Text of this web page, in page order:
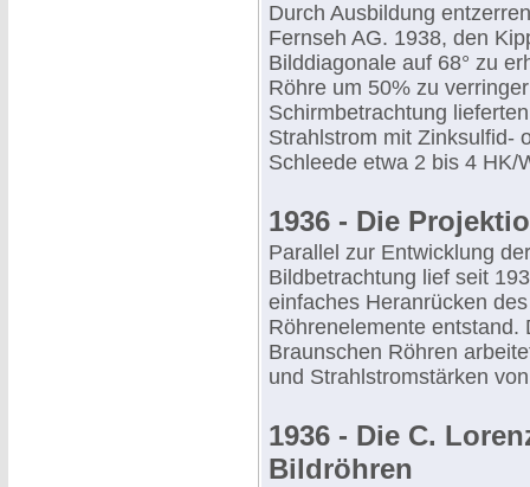
Durch Ausbildung
Fernseh AG. 1938, den
Bilddiagonale auf 68° zu
Röhre um 50% zu
Schirmbetrachtung
Strahlstrom mit Zinksulfid-
Schleede etwa 2 bis 4 HK/
1936 - Die
Parallel zur Entwicklung
Bildbetrachtung lief seit
einfaches Heranrücken
Röhrenelemente entstand.
Braunschen Röhren
und Strahlstromstärken
1936 - Die C.
Bildröhren